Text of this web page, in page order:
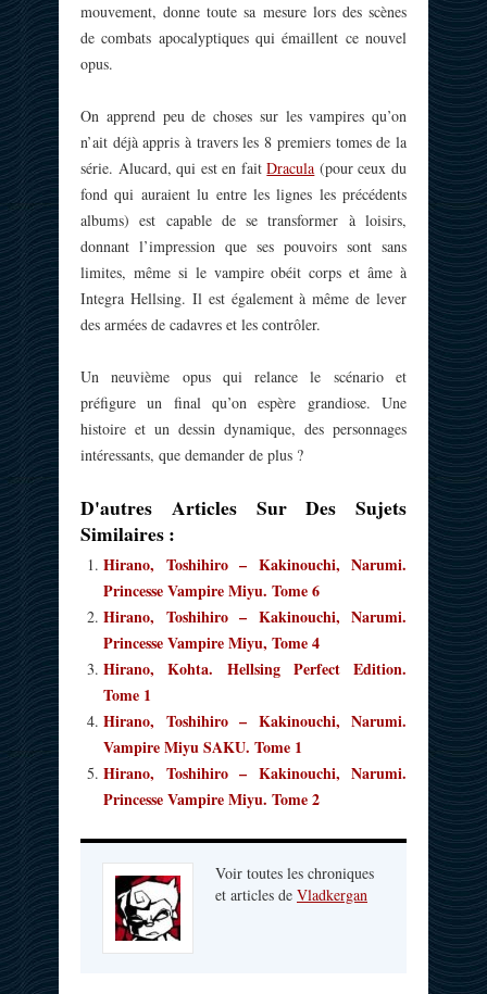
mouvement, donne toute sa mesure lors des scènes
de combats apocalyptiques qui émaillent ce nouvel
opus.
On apprend peu de choses sur les vampires qu’on
n’ait déjà appris à travers les 8 premiers tomes de la
série. Alucard, qui est en faitDracula (pour ceux du
fond qui auraient lu entre les lignes les précédents
albums) est capable de se transformer à loisirs,
donnant l’impression que ses pouvoirs sont sans
limites, même si le vampire obéit corps et âme à
Integra Hellsing. Il est également à même de lever
des armées de cadavres et les contrôler.
Un neuvième opus qui relance le scénario et
préfigure un final qu’on espère grandiose. Une
histoire et un dessin dynamique, des personnages
intéressants, que demander de plus ?
D'autres Articles Sur Des Sujets
Similaires :
Hirano, Toshihiro – Kakinouchi, Narumi.
Princesse Vampire Miyu. Tome 6
Hirano, Toshihiro – Kakinouchi, Narumi.
Princesse Vampire Miyu, Tome 4
Hirano, Kohta. Hellsing Perfect Edition.
Tome 1
Hirano, Toshihiro – Kakinouchi, Narumi.
Vampire Miyu SAKU. Tome 1
Hirano, Toshihiro – Kakinouchi, Narumi.
Princesse Vampire Miyu. Tome 2
Voir toutes les chroniques
et articles de Vladkergan